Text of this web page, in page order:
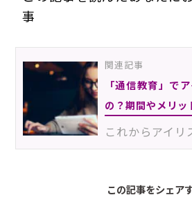
事
関連記事
「通信教育」で
の？期間やメリッ
この記事をシェア